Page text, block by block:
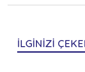
İLGİNİZİ